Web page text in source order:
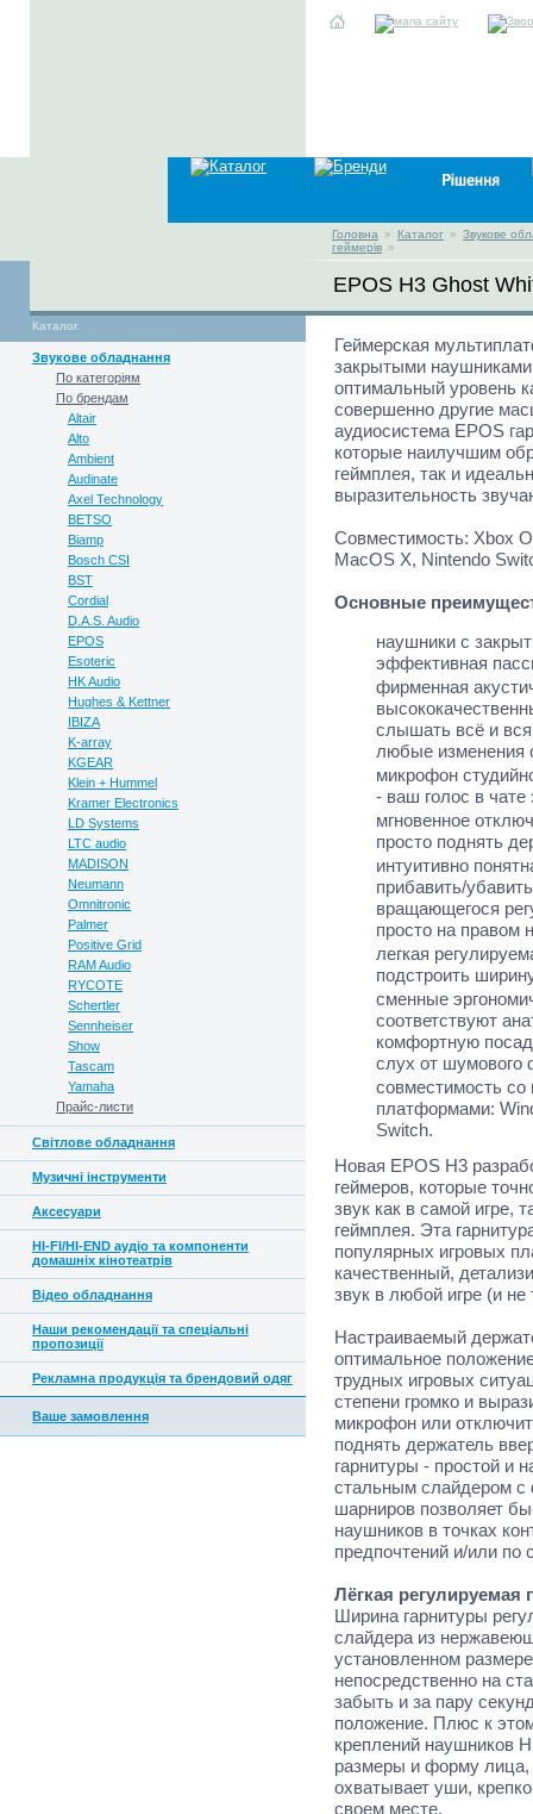
Головна » Каталог » Звукове
геймерів »
EPOS H3 Ghost
Каталог
Звукове обладнання
По категоріям
По брендам
Altair
Alto
Ambient
Audinate
Axel Technology
BETSO
Biamp
Bosch CSI
BST
Cordial
D.A.S. Audio
EPOS
Esoteric
HK Audio
Hughes & Kettner
IBIZA
K-array
KGEAR
Klein + Hummel
Kramer Electronics
LD Systems
LTC audio
MADISON
Neumann
Omnitronic
Palmer
Positive Grid
RAM Audio
RYCOTE
Schertler
Sennheiser
Show
Tascam
Yamaha
Прайс-листи
Світлове обладнання
Музичні інструменти
Аксесуари
HI-FI/HI-END аудіо та компоненти
домашніх кінотеатрів
Відео обладнання
Наши рекомендації та спеціальні
пропозиції
Рекламна продукція та брендовий одяг
Ваше замовлення
Геймерская
закрытыми наушниками
оптимальный уровень
совершенно другие
аудиосистема EPOS
которые наилучшим
геймплея, так и
выразительность
Совместимость: Xbox
MacOS X, Nintendo
Основные
наушники с
эффективная
фирменная
слышать всё и вся
любые изменения
микрофон
- ваш голос в чате
мгновенное
просто поднять
интуитивно
прибавить/
вращающегося
просто на правом
легкая
подстроить
сменные
соответствуют
комфортную
слух от шумового
совместимость
платформами:
Switch.
Новая EPOS H3
геймеров, которые
звук как в самой игре,
геймплея. Эта
популярных игровых
качественный,
звук в любой игре (и не
Настраиваемый
оптимальное
трудных игровых
степени громко и
микрофон или
поднять держатель
гарнитуры - простой и
стальным слайдером с
шарниров позволяет
наушников в точках
предпочтений и/или по
Лёгкая регулируемая
Ширина гарнитуры
слайдера из
установленном
непосредственно на
забыть и за пару
положение. Плюс к
креплений наушников
размеры и форму лица,
охватывает уши,
своем месте.